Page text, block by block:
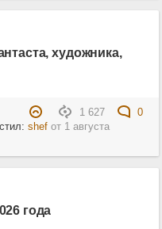
художника,
1 627
0
shefот 1 августа
года